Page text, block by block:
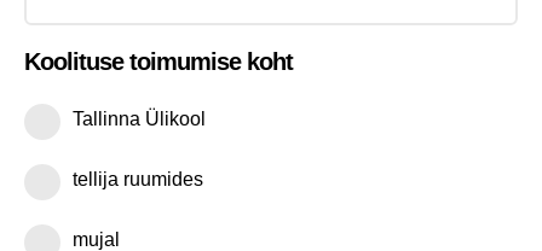
Koolituse toimumise koht
Tallinna Ülikool
tellija ruumides
mujal